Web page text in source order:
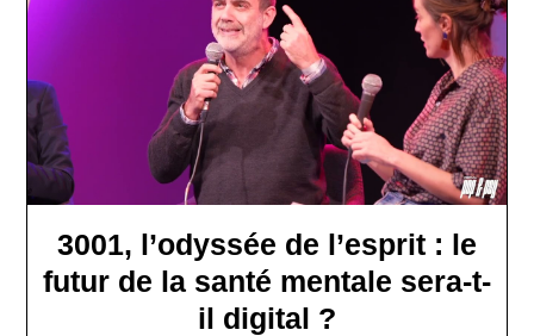
3001, l’odyssée de l’esprit : le
futur de la santé mentale sera-t-
il digital ?